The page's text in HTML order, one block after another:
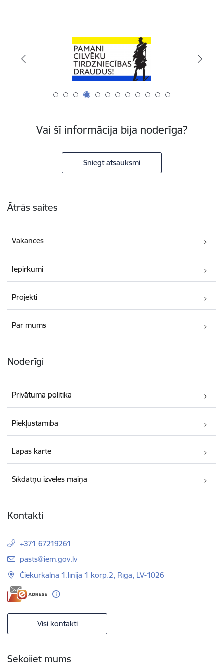
Vai šī informācija bija noderīga?
Sniegt atsauksmi
Ātrās saites
Vakances
Iepirkumi
Projekti
Par mums
Noderīgi
Privātuma politika
Piekļūstamība
Lapas karte
Sīkdatņu izvēles maiņa
Kontakti
+371 67219261
E-pasts:
pasts@iem.gov.lv
Čiekurkalna 1.līnija 1 korp.2, Rīga, LV-1026
Visi kontakti
Sekojiet mums